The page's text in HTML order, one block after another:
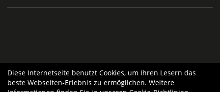
Diese Internetseite benutzt Cookies, um Ihren Lesern das
beste Webseiten-Erlebnis zu ermöglichen. Weitere